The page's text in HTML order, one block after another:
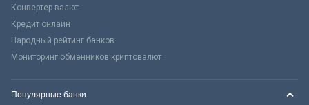
Конвертер валют
Кредит онлайн
Народный рейтинг банков
Мониторинг обменников криптовалют
Популярные банки